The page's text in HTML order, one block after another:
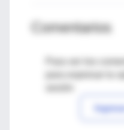
Comentarios
Para ver los